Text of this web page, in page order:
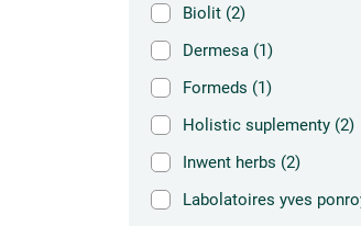
Biolit (2)
Dermesa (1)
Formeds (1)
Holistic suplementy (2)
Inwent herbs (2)